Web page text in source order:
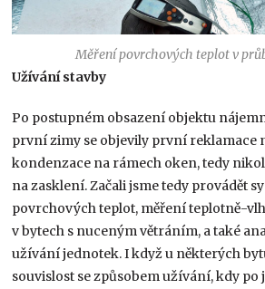
Měření povrchových teplot v
Užívání stavby
Po postupném obsazení objektu
první zimy se objevily první reklamace
kondenzace na rámech oken, tedy
na zasklení. Začali jsme tedy provádět
povrchových teplot, měření teplotně-
v bytech s nuceným větráním, a také
užívání jednotek. I když u některých
souvislost se způsobem užívání, kdy po